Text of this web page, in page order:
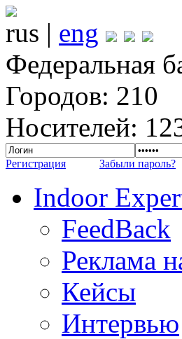
rus | eng
Федеральная
Городов: 210
Носителей:
Регистрация Забыли пароль?
Indoor
FeedBack
Реклама
Кейсы
Интервью